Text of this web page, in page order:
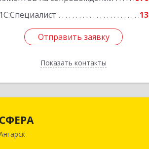
1С:Специалист
13
Отправить заявку
Показать контакты
Отправить заявку
Назад
СФЕРА
665816, Иркутская обл, Ангарск г, 177-